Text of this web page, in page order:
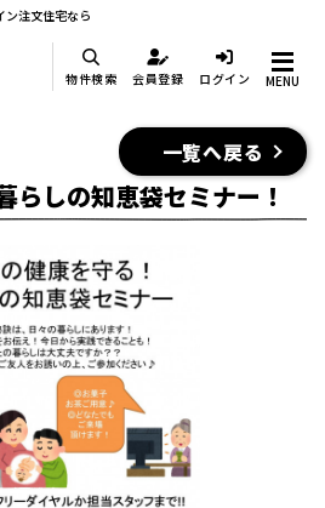
ン注文住宅なら
物件検索 会員登録 ログイン MENU
一覧へ戻る
らしの知恵袋セミナー！